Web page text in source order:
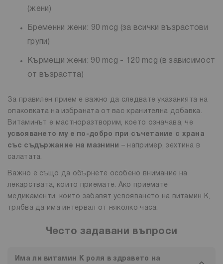
(жени)
Бременни жени: 90 mcg (за всички възрастови
групи)
Кърмещи жени: 90 mcg - 120 mcg (в зависимост
от възрастта)
За правилен прием е важно да следвате указанията на
опаковката на избраната от вас хранителна добавка.
Витаминът е мастноразтворим, което означава, че
усвояването му е по-добро при съчетание с храна
със съдържание на мазнини
– например, зехтина в
салатата.
Важно е също да обърнете особено внимание на
лекарствата, които приемате. Ако приемате
медикаменти, които забавят усвояването на витамин К,
трябва да има интервал от няколко часа.
Често задавани въпроси
Има ли витамин К роля в здравето на